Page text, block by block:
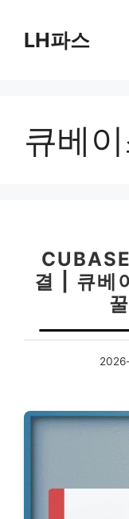
LH파스
큐베
결 | 큐베